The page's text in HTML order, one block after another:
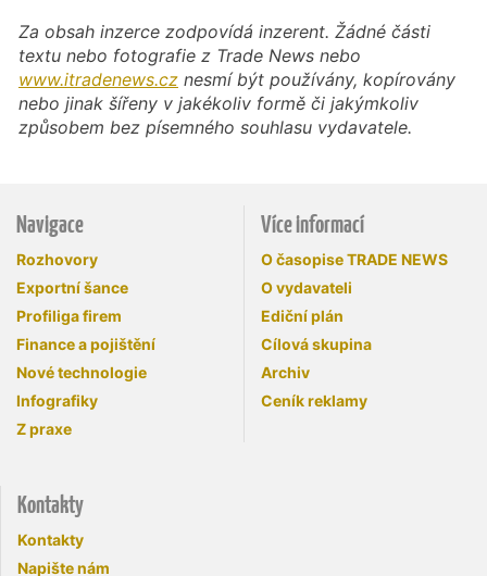
Za obsah inzerce zodpovídá inzerent. Žádné části
textu nebo fotografie z Trade News nebo
www.itradenews.cz nesmí být používány, kopírovány
nebo jinak šířeny v jakékoliv formě či jakýmkoliv
způsobem bez písemného souhlasu vydavatele.
Navigace
Rozhovory
Exportní šance
Profiliga firem
Finance a pojištění
Nové technologie
Infografiky
Z praxe
Více informací
O časopise TRADE NEWS
O vydavateli
Ediční plán
Cílová skupina
Archiv
Ceník reklamy
Kontakty
Kontakty
Napište nám